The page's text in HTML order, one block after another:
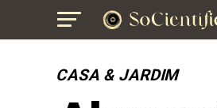
CASA & JARDIM